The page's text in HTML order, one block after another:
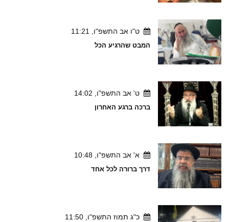
ט"ו אב התשפ"ו, 11:21
המבט שהרגיע הכל
ט' אב התשפ"ו, 14:02
ברכה ברגע האחרון
א' אב התשפ"ו, 10:48
דרך ברורה לכל אחד
כ"ג תמוז התשפ"ו, 11:50